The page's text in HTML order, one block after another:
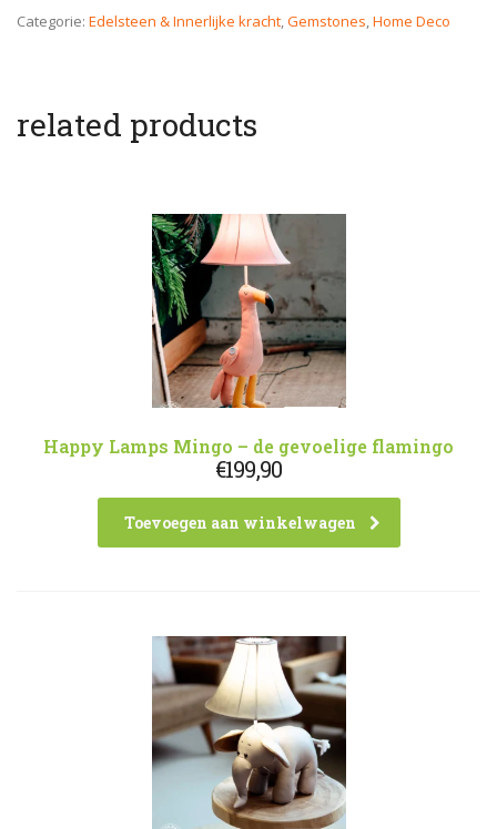
Categorie: Edelsteen & Innerlijke kracht,Gemstones,Home Deco
related products
Happy Lamps Mingo – de gevoelige flamingo
€199,90
Toevoegen aan winkelwagen